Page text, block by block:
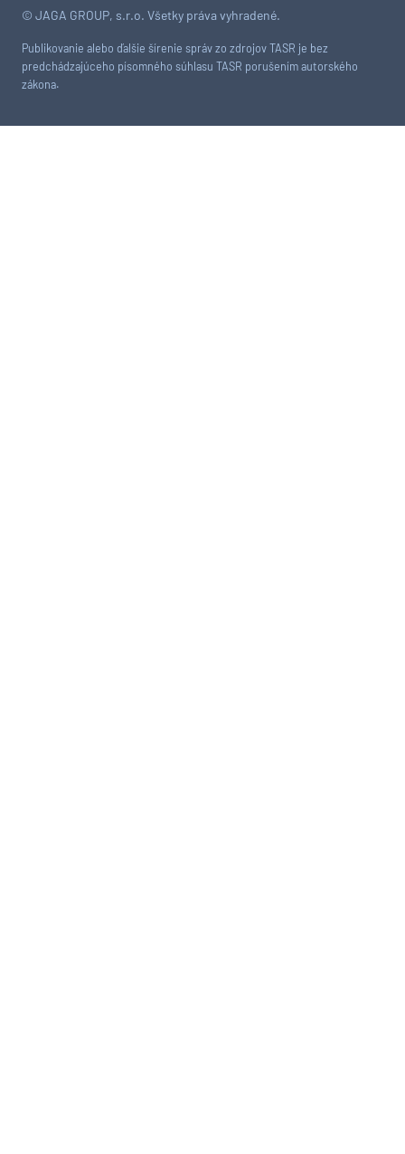
© JAGA GROUP, s.r.o. Všetky práva vyhradené.
Publikovanie alebo ďalšie šírenie správ zo zdrojov TASR je bez
predchádzajúceho písomného súhlasu TASR porušením autorského
zákona.